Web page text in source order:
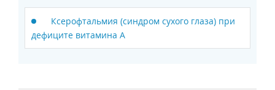
Ксерофтальмия (синдром сухого глаза) при
дефиците витамина А